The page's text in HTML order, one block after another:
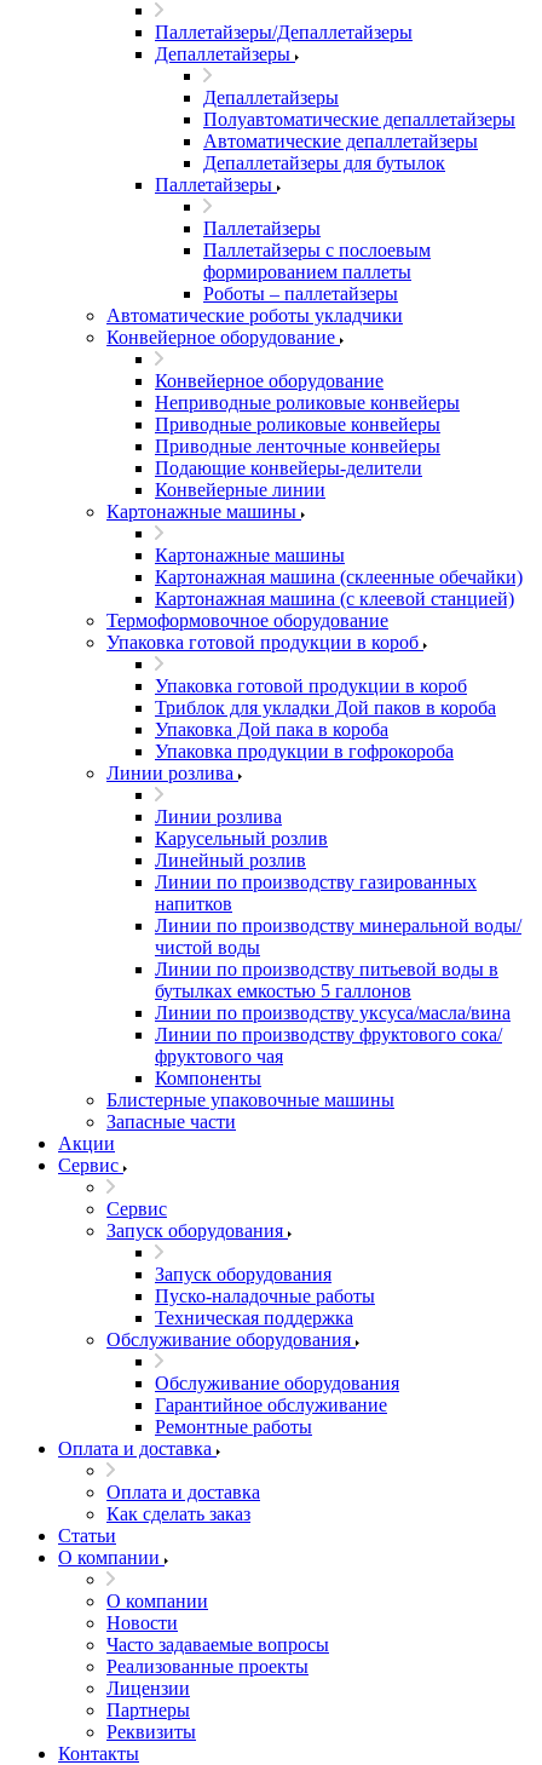
Паллетайзеры/Депаллетайзеры
Депаллетайзеры
Депаллетайзеры
Полуавтоматические депаллетайзеры
Автоматические депаллетайзеры
Депаллетайзеры для бутылок
Паллетайзеры
Паллетайзеры
Паллетайзеры с послоевым
формированием паллеты
Роботы – паллетайзеры
Автоматические роботы укладчики
Конвейерное оборудование
Конвейерное оборудование
Неприводные роликовые конвейеры
Приводные роликовые конвейеры
Приводные ленточные конвейеры
Подающие конвейеры-делители
Конвейерные линии
Картонажные машины
Картонажные машины
Картонажная машина (склеенные обечайки)
Картонажная машина (с клеевой станцией)
Термоформовочное оборудование
Упаковка готовой продукции в короб
Упаковка готовой продукции в короб
Триблок для укладки Дой паков в короба
Упаковка Дой пака в короба
Упаковка продукции в гофрокороба
Линии розлива
Линии розлива
Карусельный розлив
Линейный розлив
Линии по производству газированных
напитков
Линии по производству минеральной воды/
чистой воды
Линии по производству питьевой воды в
бутылках емкостью 5 галлонов
Линии по производству уксуса/масла/вина
Линии по производству фруктового сока/
фруктового чая
Компоненты
Блистерные упаковочные машины
Запасные части
Акции
Сервис
Сервис
Запуск оборудования
Запуск оборудования
Пуско-наладочные работы
Техническая поддержка
Обслуживание оборудования
Обслуживание оборудования
Гарантийное обслуживание
Ремонтные работы
Оплата и доставка
Оплата и доставка
Как сделать заказ
Статьи
О компании
О компании
Новости
Часто задаваемые вопросы
Реализованные проекты
Лицензии
Партнеры
Реквизиты
Контакты